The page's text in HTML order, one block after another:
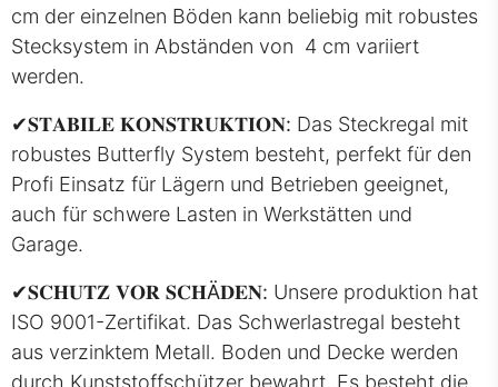
cm der einzelnen Böden kann beliebig mit robustes
Stecksystem in Abständen von 4 cm variiert
werden.
✔𝐒𝐓𝐀𝐁𝐈𝐋𝐄 𝐊𝐎𝐍𝐒𝐓𝐑𝐔𝐊𝐓𝐈𝐎𝐍: Das Steckregal mit
robustes Butterfly System besteht, perfekt für den
Profi Einsatz für Lägern und Betrieben geeignet,
auch für schwere Lasten in Werkstätten und
Garage.
✔𝐒𝐂𝐇𝐔𝐓𝐙 𝐕𝐎𝐑 𝐒𝐂𝐇Ä𝐃𝐄𝐍: Unsere produktion hat
ISO 9001-Zertifikat. Das Schwerlastregal besteht
aus verzinktem Metall. Boden und Decke werden